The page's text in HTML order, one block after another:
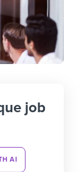
job
AI